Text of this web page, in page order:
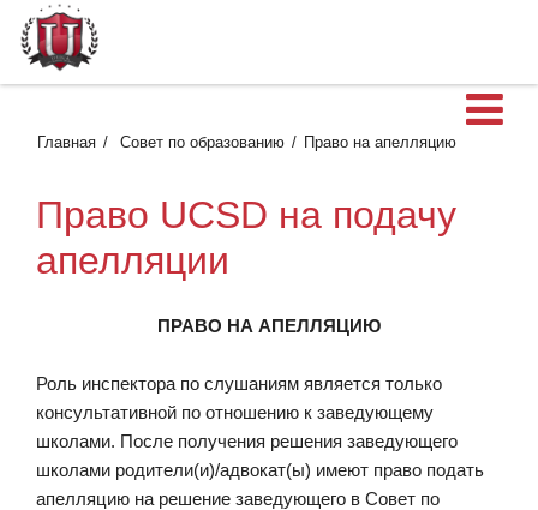
Главная Совет по образованию Право на апелляцию
Право UCSD на подачу
апелляции
ПРАВО НА АПЕЛЛЯЦИЮ
Роль инспектора по слушаниям является только
консультативной по отношению к заведующему
школами. После получения решения заведующего
школами родители(и)/адвокат(ы) имеют право подать
апелляцию на решение заведующего в Совет по